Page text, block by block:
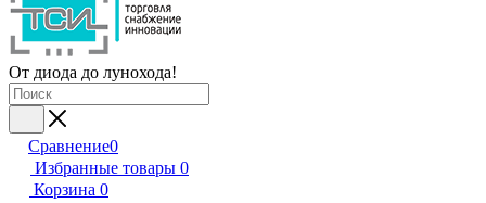
От диода до лунохода!
Сравнение0
Избранные товары 0
Корзина 0